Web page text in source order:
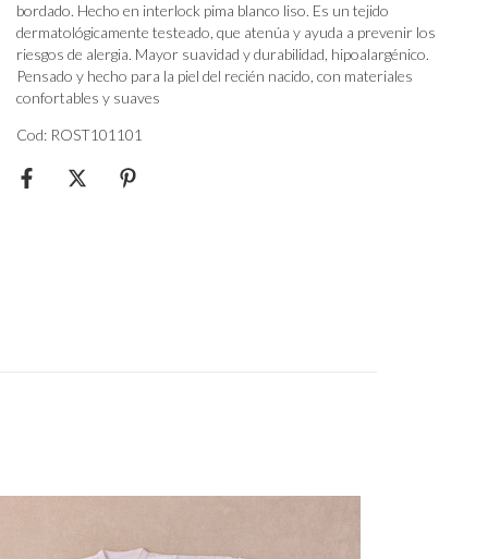
bordado. Hecho en interlock pima blanco liso. Es un tejido
dermatológicamente testeado, que atenúa y ayuda a prevenir los
riesgos de alergia. Mayor suavidad y durabilidad, hipoalargénico.
Pensado y hecho para la piel del recién nacido, con materiales
confortables y suaves
Cod: ROST101101